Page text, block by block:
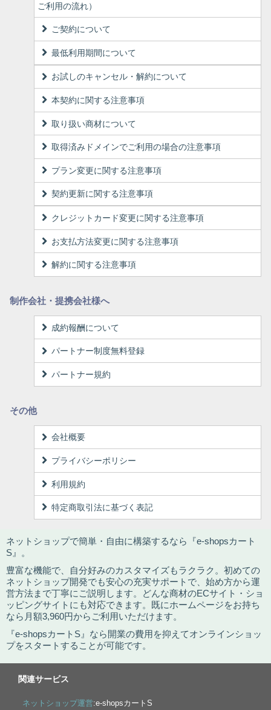
ご利用の流れ）
ご契約について
最低利用期間について
お試しのキャンセル・解約について
本契約に関する注意事項
取り扱い商材について
取得済みドメインでご利用の場合の注意事項
プラン変更に関する注意事項
契約更新に関する注意事項
クレジットカード変更に関する注意事項
お支払方法変更に関する注意事項
解約に関する注意事項
制作会社・提携会社様へ
成約報酬について
パートナー制度無料登録
パートナー規約
その他
会社概要
プライバシーポリシー
利用規約
特定商取引法に基づく表記
ネットショップで簡単・自由に構築するなら『e-shopsカート
S』。
豊富な機能で、自分好みのカスタマイズもラクラク。初めての
ネットショップ開発でも安心の充実サポートで、始め方から運
営方法まで丁寧にご説明します。どんな商材のECサイト・ショ
ッピングサイトにも対応できます。既にホームページをお持ち
なら月額3,960円からご利用いただけます。
『e-shopsカートS』なら開業の費用を抑えてオンラインショッ
プをスタートすることが可能です。
関連サービス
ネットショップ運営:e-shopsカートS